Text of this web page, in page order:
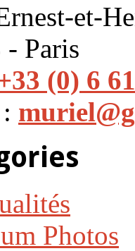
et-
- Paris
(0) 6
Photos